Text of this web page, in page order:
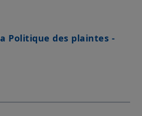
Politique des plaintes -